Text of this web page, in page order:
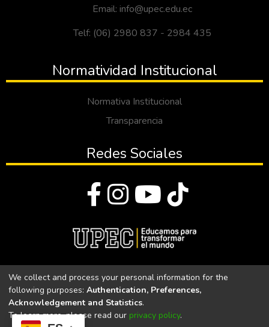
Email: info@upec.edu.ec
Telf: (06) 2980 837 - 2984 435
Normatividad Institucional
Normativa Institucional
Transparencia
Redes Sociales
Universidad Politécnica Estatal del Carchi
Universidad Politécnica Estatal del Carchi | Acreditada por el
We collect and process your personal information for the
following purposes: Authentication, Preferences,
Acknowledgement and Statistics.
To learn more, please read our privacy policy.